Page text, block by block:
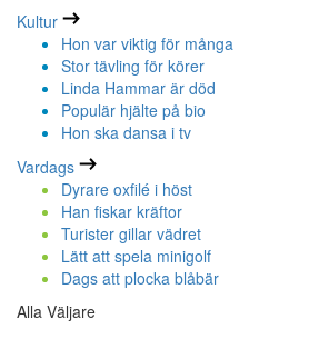
Kultur
Hon var viktig för många
Stor tävling för körer
Linda Hammar är död
Populär hjälte på bio
Hon ska dansa i tv
Vardags
Dyrare oxfilé i höst
Han fiskar kräftor
Turister gillar vädret
Lätt att spela minigolf
Dags att plocka blåbär
Alla Väljare